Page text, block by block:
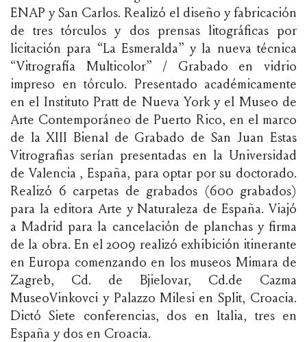
ENAP y San Carlos. Realizó el diseño y fabricación
de tres tórculos y dos prensas litográficas por
licitación para “La Esmeralda” y la nueva técnica
“Vitrografía Multicolor” / Grabado en vidrio
impreso en tórculo. Presentado académicamente
en el Instituto Pratt de Nueva York y el Museo de
Arte Contemporáneo de Puerto Rico, en el marco
de la XIII Bienal de Grabado de San Juan Estas
Vitrografias serían presentadas en la Universidad
de Valencia , España, para optar por su doctorado.
Realizó 6 carpetas de grabados (600 grabados)
para la editora Arte y Naturaleza de España. Viajó
a Madrid para la cancelación de planchas y firma
de la obra. En el 2009 realizó exhibición itinerante
en Europa comenzando en los museos Mimara de
Zagreb, Cd. de Bjielovar, Cd.de Cazma
MuseoVinkovci y Palazzo Milesi en Split, Croacia.
Dictó Siete conferencias, dos en Italia, tres en
España y dos en Croacia.